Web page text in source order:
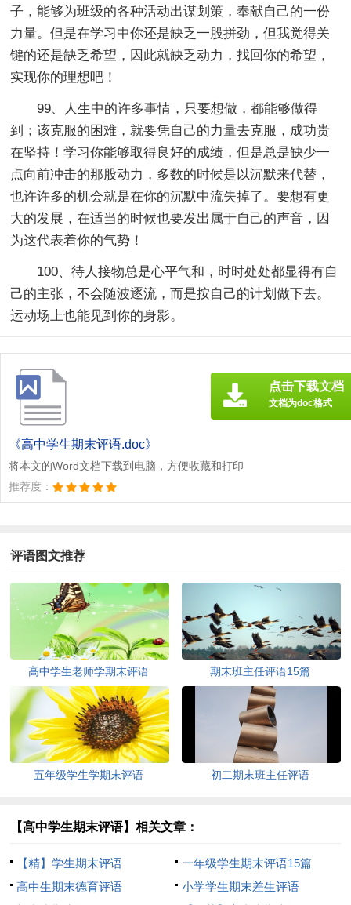
子，能够为班级的各种活动出谋划策，奉献自己的一份
力量。但是在学习中你还是缺乏一股拼劲，但我觉得关
键的还是缺乏希望，因此就缺乏动力，找回你的希望，
实现你的理想吧！
99、人生中的许多事情，只要想做，都能够做得
到；该克服的困难，就要凭自己的力量去克服，成功贵
在坚持！学习你能够取得良好的成绩，但是总是缺少一
点向前冲击的那股动力，多数的时候是以沉默来代替，
也许许多的机会就是在你的沉默中流失掉了。要想有更
大的发展，在适当的时候也要发出属于自己的声音，因
为这代表着你的气势！
100、待人接物总是心平气和，时时处处都显得有自
己的主张，不会随波逐流，而是按自己的计划做下去。
运动场上也能见到你的身影。
《高中学生期末评语.doc》
将本文的Word文档下载到电脑，方便收藏和打印
推荐度：
点击下载文档
文档为doc格式
评语图文推荐
高中学生老师学期末评语 期末班主任评语15篇
五年级学生学期末评语 初二期末班主任评语
【高中学生期末评语】相关文章：
【精】学生期末评语
一年级学生期末评语15篇
高中生期末德育评语
小学学生期末差生评语